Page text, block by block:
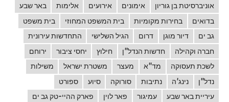
אוניברסיטת בן גוריון אימונים אירועים אלימות
באר שבע
בדואים
בחירות מקומיות בית המשפט המחוזי
בית משפט
גב ים
דיור מוגן דרום הגיל השלישי
התחדשות עירונית
חברה וקהילה
חדשות הנדל"ן חילוץ יחסי ציבור
ירוחם
לשכת תעסוקה
מד"א מעצר משטרת ישראל
משילות
נדל"ן
נינג'ה נתיבות סורוקה סיוע
ספורט
עיריית באר שבע
עמיגור פאר לוין
פארק ההיי-טק גב ים